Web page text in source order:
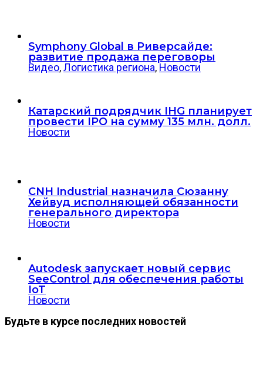
Symphony Global в Риверсайде:
развитие продажа переговоры
Видео,Логистика региона, Новости
Катарский подрядчик IHG планирует
провести IPO на сумму 135 млн. долл.
Новости
CNH Industrial назначила Сюзанну
Хейвуд исполняющей обязанности
генерального директора
Новости
Autodesk запускает новый сервис
SeeControl для обеспечения работы
IoT
Новости
Будьте в курсе последних новостей